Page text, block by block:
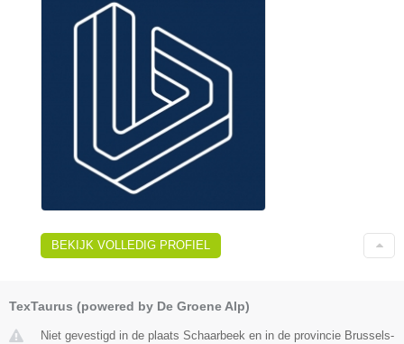
BEKIJK VOLLEDIG PROFIEL
TexTaurus (powered by De Groene Alp)
Niet gevestigd in de plaats Schaarbeek en in de provincie Brussels-